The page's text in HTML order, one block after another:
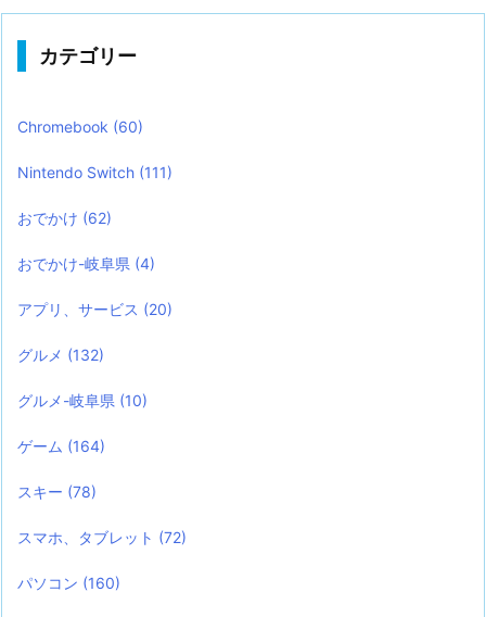
カテゴリー
Chromebook (60)
Nintendo Switch (111)
おでかけ (62)
おでかけ-岐阜県 (4)
アプリ、サービス (20)
グルメ (132)
グルメ-岐阜県 (10)
ゲーム (164)
スキー (78)
スマホ、タブレット (72)
パソコン (160)